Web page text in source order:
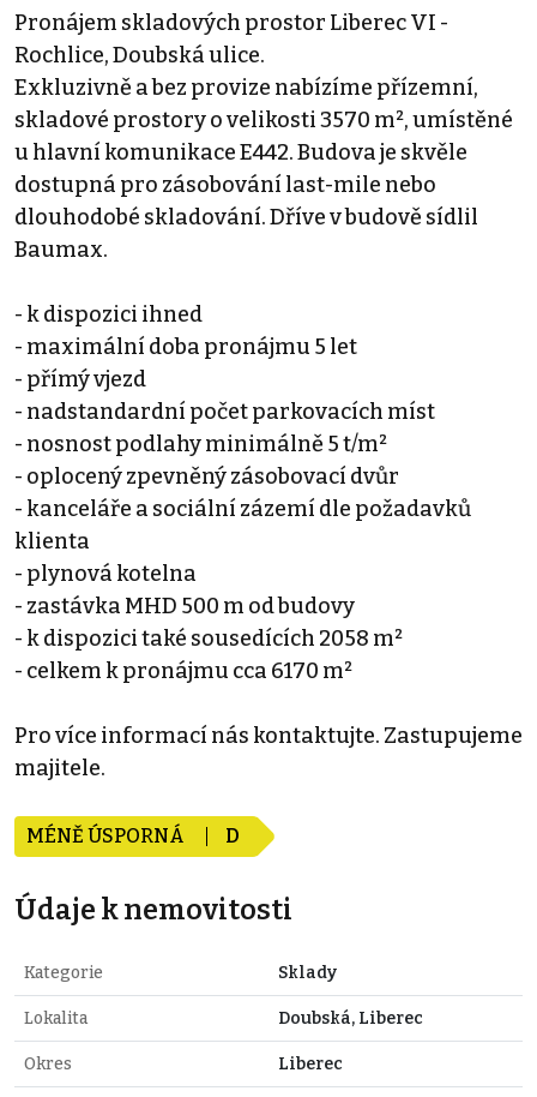
Pronájem skladových prostor Liberec VI -
Rochlice, Doubská ulice.
Exkluzivně a bez provize nabízíme přízemní,
skladové prostory o velikosti 3570 m², umístěné
u hlavní komunikace E442. Budova je skvěle
dostupná pro zásobování last-mile nebo
dlouhodobé skladování. Dříve v budově sídlil
Baumax.
- k dispozici ihned
- maximální doba pronájmu 5 let
- přímý vjezd
- nadstandardní počet parkovacích míst
- nosnost podlahy minimálně 5 t/m²
- oplocený zpevněný zásobovací dvůr
- kanceláře a sociální zázemí dle požadavků
klienta
- plynová kotelna
- zastávka MHD 500 m od budovy
- k dispozici také sousedících 2058 m²
- celkem k pronájmu cca 6170 m²
Pro více informací nás kontaktujte. Zastupujeme
majitele.
MÉNĚ ÚSPORNÁ D
Údaje k nemovitosti
Kategorie Sklady
Lokalita Doubská, Liberec
Okres Liberec